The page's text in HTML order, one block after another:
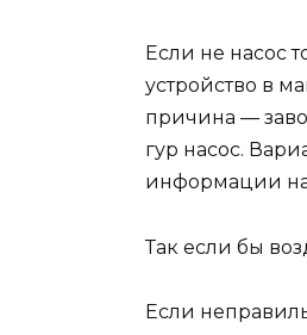
Если не насос
устройство в
причина —
гур насос.
информации
Так если бы
Если